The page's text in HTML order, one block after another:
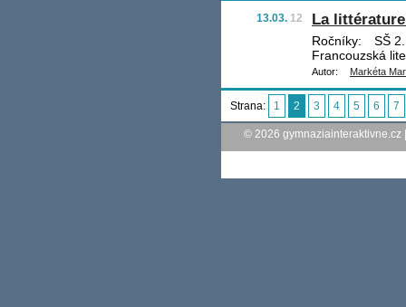
13.03. 12 La
Ročníky:
SŠ
Francouzská
Autor: Markéta
Strana: 1 2 3 4 5 6 7
© 2026 gymnaziainteraktivne.cz